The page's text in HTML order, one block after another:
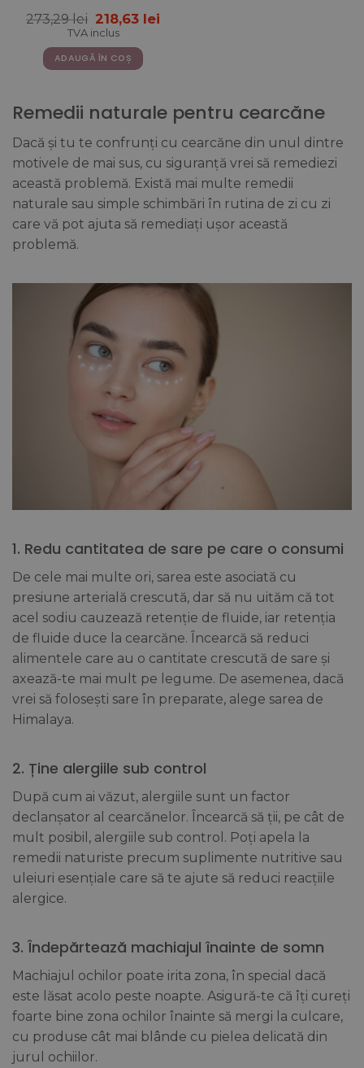
273,29lei Prețul
inițial
a
fost:
273,29 lei.
218,63 leiPrețul
TVA inclus
ADAUGĂ ÎN COȘ
Remedii naturale pentru cearcăne
Dacă și tu te confrunți cu cearcăne din unul dintre
motivele de mai sus, cu siguranță vrei să remediezi
această problemă. Există mai multe remedii
naturale sau simple schimbări în rutina de zi cu zi
care vă pot ajuta să remediați ușor această
problemă.
1. Redu cantitatea de sare pe care o consumi
De cele mai multe ori, sarea este asociată cu
presiune arterială crescută, dar să nu uităm că tot
acel sodiu cauzează retenție de fluide, iar retenția
de fluide duce la cearcăne. Încearcă să reduci
alimentele care au o cantitate crescută de sare și
axează-te mai mult pe legume. De asemenea, dacă
vrei să folosești sare în preparate, alege sarea de
Himalaya.
2. Ține alergiile sub control
După cum ai văzut, alergiile sunt un factor
declanșator al cearcănelor. Încearcă să ții, pe cât de
mult posibil, alergiile sub control. Poți apela la
remedii naturiste precum suplimente nutritive sau
uleiuri esențiale care să te ajute să reduci reacțiile
alergice.
3. Îndepărtează machiajul înainte de somn
Machiajul ochilor poate irita zona, în special dacă
este lăsat acolo peste noapte. Asigură-te că îți cureți
foarte bine zona ochilor înainte să mergi la culcare,
cu produse cât mai blânde cu pielea delicată din
jurul ochiilor.